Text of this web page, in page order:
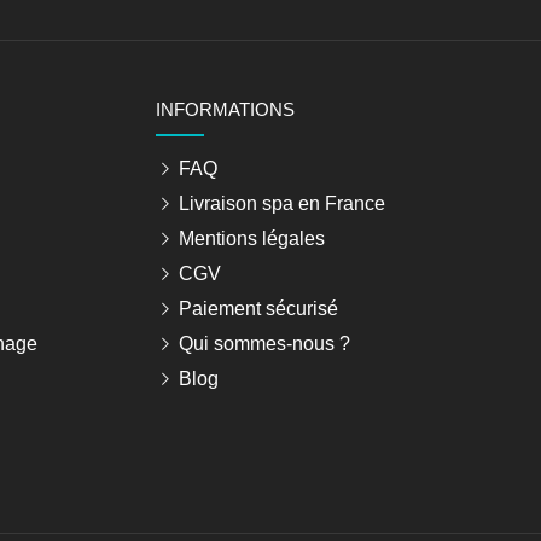
INFORMATIONS
FAQ
Livraison spa en France
Mentions légales
CGV
Paiement sécurisé
Qui sommes-nous ?
Blog